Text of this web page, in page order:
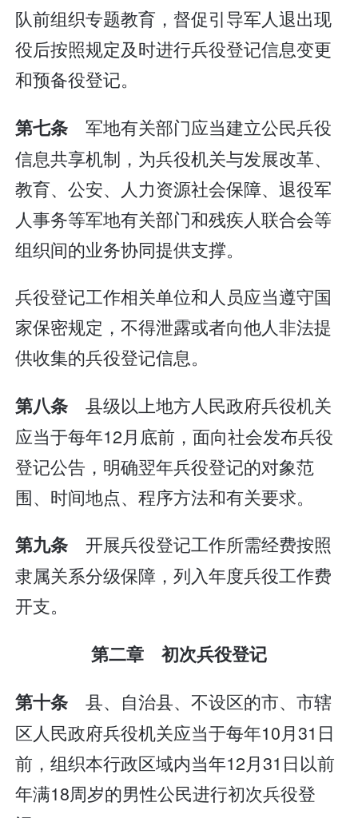
队前组织专题教育，督促引导军人退出现
役后按照规定及时进行兵役登记信息变更
和预备役登记。
第七条军地有关部门应当建立公民兵役
信息共享机制，为兵役机关与发展改革、
教育、公安、人力资源社会保障、退役军
人事务等军地有关部门和残疾人联合会等
组织间的业务协同提供支撑。
兵役登记工作相关单位和人员应当遵守国
家保密规定，不得泄露或者向他人非法提
供收集的兵役登记信息。
第八条县级以上地方人民政府兵役机关
应当于每年12月底前，面向社会发布兵役
登记公告，明确翌年兵役登记的对象范
围、时间地点、程序方法和有关要求。
第九条开展兵役登记工作所需经费按照
隶属关系分级保障，列入年度兵役工作费
开支。
第二章 初次兵役登记
第十条县、自治县、不设区的市、市辖
区人民政府兵役机关应当于每年10月31日
前，组织本行政区域内当年12月31日以前
年满18周岁的男性公民进行初次兵役登